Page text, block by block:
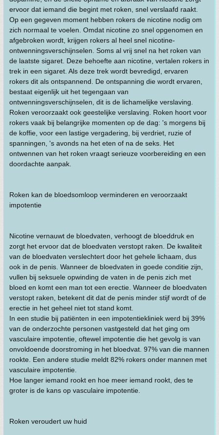
ervoor dat iemand die begint met roken, snel verslaafd raakt.
Op een gegeven moment hebben rokers de nicotine nodig om
zich normaal te voelen. Omdat nicotine zo snel opgenomen en
afgebroken wordt, krijgen rokers al heel snel nicotine-
ontwenningsverschijnselen. Soms al vrij snel na het roken van
de laatste sigaret. Deze behoefte aan nicotine, vertalen rokers in
trek in een sigaret. Als deze trek wordt bevredigd, ervaren
rokers dit als ontspannend. De ontspanning die wordt ervaren,
bestaat eigenlijk uit het tegengaan van
ontwenningsverschijnselen, dit is de lichamelijke verslaving.
Roken veroorzaakt ook geestelijke verslaving. Roken hoort voor
rokers vaak bij belangrijke momenten op de dag: 's morgens bij
de koffie, voor een lastige vergadering, bij verdriet, ruzie of
spanningen, 's avonds na het eten of na de seks. Het
ontwennen van het roken vraagt serieuze voorbereiding en een
doordachte aanpak.
Roken kan de bloedsomloop verminderen en veroorzaakt
impotentie
Nicotine vernauwt de bloedvaten, verhoogt de bloeddruk en
zorgt het ervoor dat de bloedvaten verstopt raken. De kwaliteit
van de bloedvaten verslechtert door het gehele lichaam, dus
ook in de penis. Wanneer de bloedvaten in goede conditie zijn,
vullen bij seksuele opwinding de vaten in de penis zich met
bloed en komt een man tot een erectie. Wanneer de bloedvaten
verstopt raken, betekent dit dat de penis minder stijf wordt of de
erectie in het geheel niet tot stand komt.
In een studie bij patiënten in een impotentiekliniek werd bij 39%
van de onderzochte personen vastgesteld dat het ging om
vasculaire impotentie, oftewel impotentie die het gevolg is van
onvoldoende doorstroming in het bloedvat. 97% van die mannen
rookte. Een andere studie meldt 82% rokers onder mannen met
vasculaire impotentie.
Hoe langer iemand rookt en hoe meer iemand rookt, des te
groter is de kans op vasculaire impotentie.
Roken veroudert uw huid